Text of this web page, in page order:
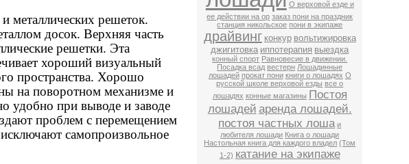
металлических решеток.
досок. Верхняя часть
решетки. Эта
хороший визуальный
пространства. Хорошо
на поворотном механизме и
удобно при выводе и заводе
проблем с перемещением
самопроизвольное
О верховой езде и
ее действии на ор заказ пони на праздник
станция никольское пони в экипаже
драйвинг конкур вольтижировка
джигитовка иппотерапия выездка
конный спорт Равновесие в движении.
Посадка всад вестерн Лошадинные
лошадей прокат пони книги о лошадях О
русской школе верховой езды все о
лошадях конные магазины Постоя
лошадей аренда лошадей.
постоя частных лоша и
любителя лошади Книга о лошади
Настольная книга для каждого владел (Том
1-2) катание на экипаже